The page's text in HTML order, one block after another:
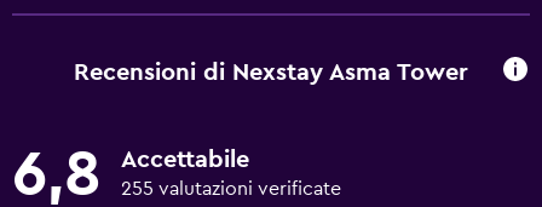
Recensioni di Nexstay Asma Tower
6,8 Accettabile
255 valutazioni verificate